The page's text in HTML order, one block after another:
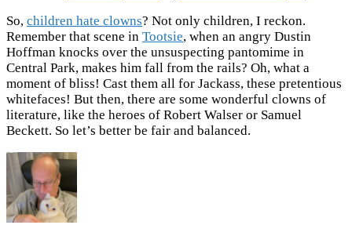
So, children hate clowns? Not only children, I reckon.
Remember that scene in Tootsie, when an angry Dustin
Hoffman knocks over the unsuspecting pantomime in
Central Park, makes him fall from the rails? Oh, what a
moment of bliss! Cast them all for Jackass, these pretentious
whitefaces! But then, there are some wonderful clowns of
literature, like the heroes of Robert Walser or Samuel
Beckett. So let’s better be fair and balanced.